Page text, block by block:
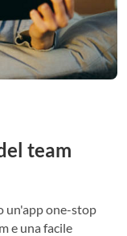
team
un'app one-stop
e una facile